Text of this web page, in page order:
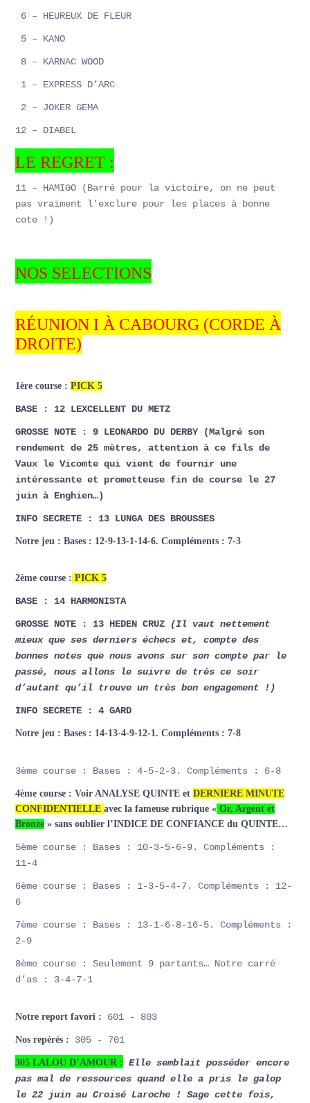
6 – HEUREUX DE FLEUR
5 – KANO
8 – KARNAC WOOD
1 – EXPRESS D’ARC
2 – JOKER GEMA
12 – DIABEL
LE REGRET :
11 – HAMIGO (Barré pour la victoire, on ne peut
pas vraiment l’exclure pour les places à bonne
cote !)
NOS SELECTIONS
RÉUNION I À CABOURG (CORDE À
DROITE)
1ère course :PICK 5
BASE : 12 LEXCELLENT DU METZ
GROSSE NOTE : 9 LEONARDO DU DERBY (Malgré son
rendement de 25 mètres, attention à ce fils de
Vaux le Vicomte qui vient de fournir une
intéressante et prometteuse fin de course le 27
juin à Enghien…)
INFO SECRETE : 13 LUNGA DES BROUSSES
Notre jeu : Bases : 12-9-13-1-14-6. Compléments : 7-3
2ème course : PICK 5
BASE : 14 HARMONISTA
GROSSE NOTE : 13 HEDEN CRUZ (Il vaut nettement
mieux que ses derniers échecs et, compte des
bonnes notes que nous avons sur son compte par le
passé, nous allons le suivre de très ce soir
d’autant qu’il trouve un très bon engagement !)
INFO SECRETE : 4 GARD
Notre jeu : Bases : 14-13-4-9-12-1. Compléments : 7-8
3ème course : Bases : 4-5-2-3. Compléments : 6-8
4ème course : Voir ANALYSE QUINTE etDERNIERE MINUTE
CONFIDENTIELLEavec la fameuse rubrique « Or, Argent et
Bronze » sans oublier l’INDICE DE CONFIANCE du QUINTE…
5ème course : Bases : 10-3-5-6-9. Compléments :
11-4
6ème course : Bases : 1-3-5-4-7. Compléments : 12-
6
7ème course : Bases : 13-1-6-8-16-5. Compléments :
2-9
8ème course : Seulement 9 partants… Notre carré
d’as : 3-4-7-1
Notre report favori : 601 - 803
Nos repérés : 305 - 701
305 LALOU D’AMOUR :
Elle semblait posséder encore
pas mal de ressources quand elle a pris le galop
le 22 juin au Croisé Laroche ! Sage cette fois,